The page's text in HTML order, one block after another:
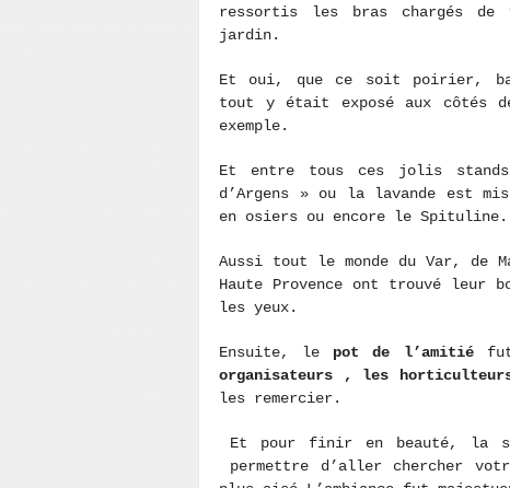
ressortis les bras chargés de
jardin.
Et oui, que ce soit poirier,
tout y était exposé aux côtés
exemple.
Et entre tous ces jolis
d’Argens » ou la lavande est
en osiers ou encore le Spituline.
Aussi tout le monde du Var, de
Haute Provence ont trouvé
les yeux.
Ensuite, le pot de l’amitiéfut
organisateurs , les
les remercier.
Et pour finir en beauté, la
permettre d’aller chercher